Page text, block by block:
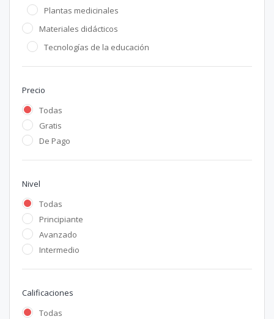
Plantas medicinales
Materiales didácticos
Tecnologías de la educación
Precio
Todas
Gratis
De Pago
Nivel
Todas
Principiante
Avanzado
Intermedio
Calificaciones
Todas